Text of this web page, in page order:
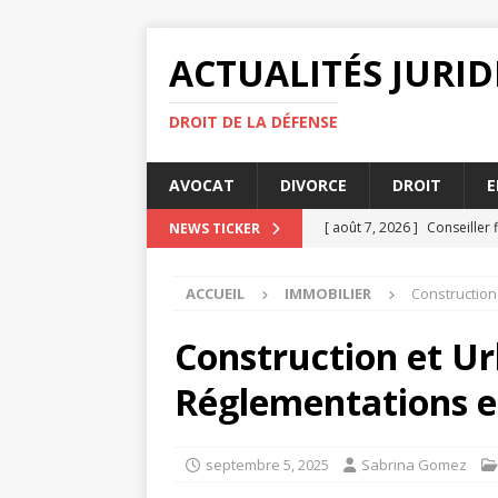
ACTUALITÉS
DROIT DE LA DÉFENSE
AVOCAT DIVORCE DROIT
NEWS TICKER [ août 7, 2026 ] Conseiller
[ août 4, 2026 ] La
[ juillet 31, 2026 ]
ACCUEIL IMMOBILIER
Construction et
Réglementations
septembre 5, 2025 Sabrina Gomez